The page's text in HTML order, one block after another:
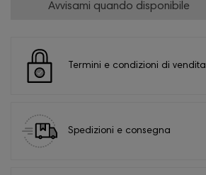
Avvisami quando disponibile
Termini e condizioni di vendita
Spedizioni e consegna